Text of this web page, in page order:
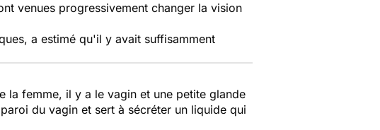
venues progressivement changer la vision
a estimé qu'il y avait suffisamment
la femme, il y a le vagin et une petite glande
du vagin et sert à sécréter un liquide qui